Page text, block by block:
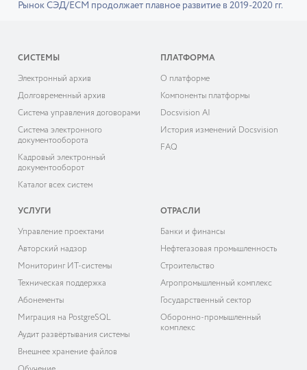
Рынок СЭД/ECM продолжает плавное развитие в 2019-2020 гг.
СИСТЕМЫ
Электронный архив
Долговременный архив
Система управления договорами
Система электронного
документооборота
Кадровый электронный
документооборот
Каталог всех систем
ПЛАТФОРМА
О платформе
Компоненты платформы
Docsvision AI
История изменений Docsvision
FAQ
УСЛУГИ
Управление проектами
Авторский надзор
Мониторинг ИТ-системы
Техническая поддержка
Абонементы
Миграция на PostgreSQL
Аудит развёртывания системы
Внешнее хранение файлов
ОТРАСЛИ
Банки и финансы
Нефтегазовая промышленность
Строительство
Агропромышленный комплекс
Государственный сектор
Оборонно-промышленный
комплекс